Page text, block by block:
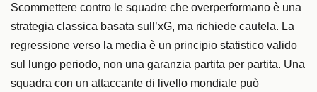
Scommettere contro le squadre che overperformano è una
strategia classica basata sull’xG, ma richiede cautela. La
regressione verso la media è un principio statistico valido
sul lungo periodo, non una garanzia partita per partita. Una
squadra con un attaccante di livello mondiale può